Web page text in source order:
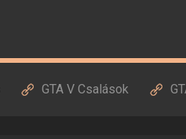
GTA V Csalások